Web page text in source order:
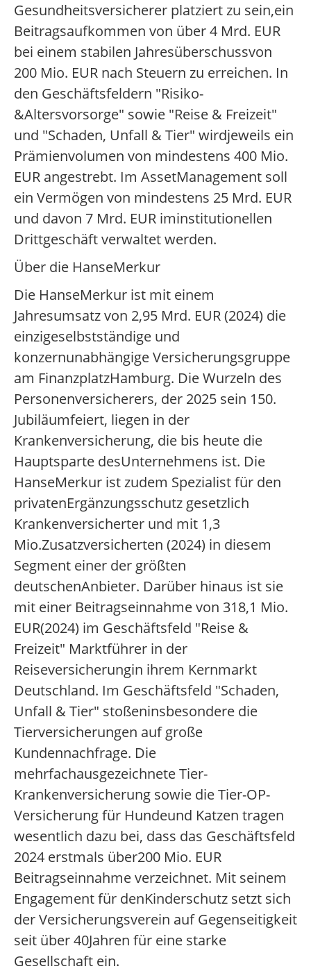
Gesundheitsversicherer platziert zu sein,ein
Beitragsaufkommen von über 4 Mrd. EUR
bei einem stabilen Jahresüberschussvon
200 Mio. EUR nach Steuern zu erreichen. In
den Geschäftsfeldern "Risiko-
&Altersvorsorge" sowie "Reise & Freizeit"
und "Schaden, Unfall & Tier" wirdjeweils ein
Prämienvolumen von mindestens 400 Mio.
EUR angestrebt. Im AssetManagement soll
ein Vermögen von mindestens 25 Mrd. EUR
und davon 7 Mrd. EUR iminstitutionellen
Drittgeschäft verwaltet werden.
Über die HanseMerkur
Die HanseMerkur ist mit einem
Jahresumsatz von 2,95 Mrd. EUR (2024) die
einzigeselbstständige und
konzernunabhängige Versicherungsgruppe
am FinanzplatzHamburg. Die Wurzeln des
Personenversicherers, der 2025 sein 150.
Jubiläumfeiert, liegen in der
Krankenversicherung, die bis heute die
Hauptsparte desUnternehmens ist. Die
HanseMerkur ist zudem Spezialist für den
privatenErgänzungsschutz gesetzlich
Krankenversicherter und mit 1,3
Mio.Zusatzversicherten (2024) in diesem
Segment einer der größten
deutschenAnbieter. Darüber hinaus ist sie
mit einer Beitragseinnahme von 318,1 Mio.
EUR(2024) im Geschäftsfeld "Reise &
Freizeit" Marktführer in der
Reiseversicherungin ihrem Kernmarkt
Deutschland. Im Geschäftsfeld "Schaden,
Unfall & Tier" stoßeninsbesondere die
Tierversicherungen auf große
Kundennachfrage. Die
mehrfachausgezeichnete Tier-
Krankenversicherung sowie die Tier-OP-
Versicherung für Hundeund Katzen tragen
wesentlich dazu bei, dass das Geschäftsfeld
2024 erstmals über200 Mio. EUR
Beitragseinnahme verzeichnet. Mit seinem
Engagement für denKinderschutz setzt sich
der Versicherungsverein auf Gegenseitigkeit
seit über 40Jahren für eine starke
Gesellschaft ein.